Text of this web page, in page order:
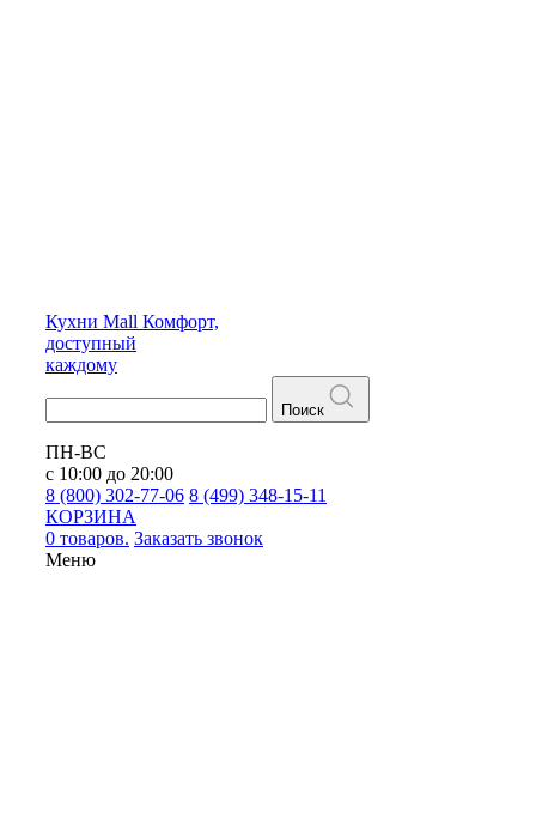
Кухни Mall Комфорт,
доступный
каждому
Поиск
ПН-ВС
с 10:00 до 20:00
8 (800) 302-77-06 8 (499) 348-15-11
КОРЗИНА
0 товаров. Заказать звонок
Меню